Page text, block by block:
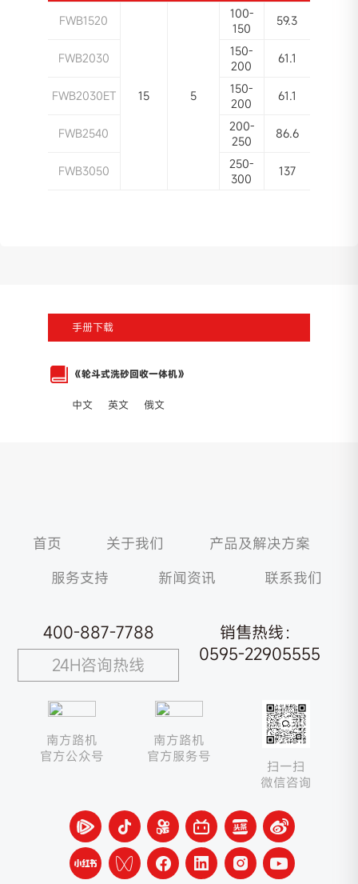
FWB1520
15 5
100-
150
59.3
FWB2030
150-
200
61.1
FWB2030ET
150-
200
61.1
FWB2540
200-
250
86.6
FWB3050
250-
300
137
手册下载
《轮斗式洗砂回收一体机》
中文 英文 俄文
首页 关于我们
产品及解决方案
服务支持
新闻资讯 联系我们
400-887-7788
24H咨询热线
销售热线：
0595-22905555
南方路机
官方公众号
南方路机
官方服务号
扫一扫
微信咨询